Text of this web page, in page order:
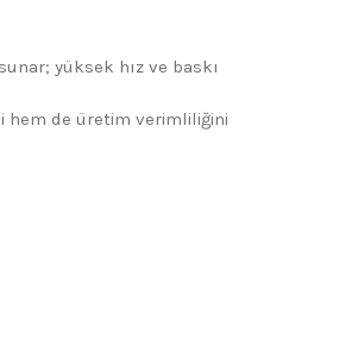
yüksek hız ve baskı
hem de üretim verimliliğini